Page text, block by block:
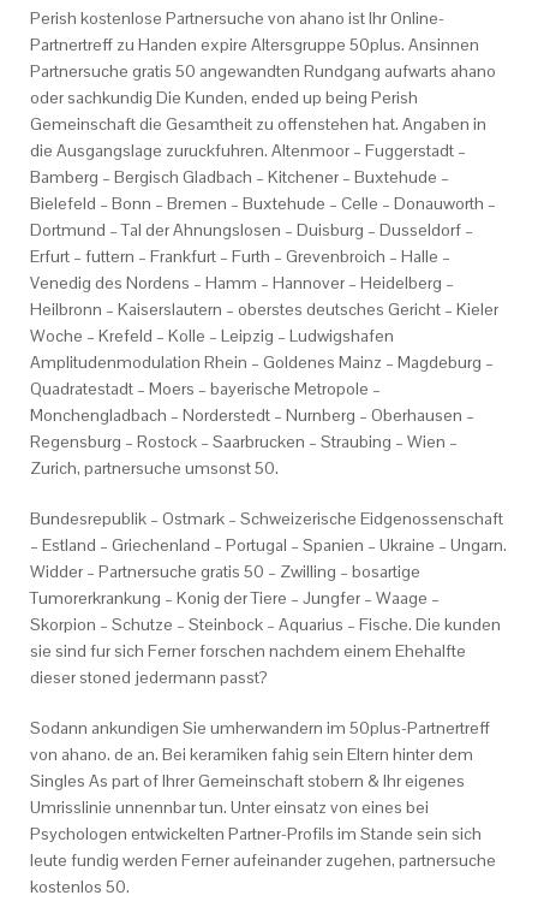
Perish kostenlose Partnersuche von ahano ist Ihr Online-
Partnertreff zu Handen expire Altersgruppe 50plus. Ansinnen
Partnersuche gratis 50 angewandten Rundgang aufwarts ahano
oder sachkundig Die Kunden, ended up being Perish
Gemeinschaft die Gesamtheit zu offenstehen hat. Angaben in
die Ausgangslage zuruckfuhren. Altenmoor – Fuggerstadt –
Bamberg – Bergisch Gladbach – Kitchener – Buxtehude –
Bielefeld – Bonn – Bremen – Buxtehude – Celle – Donauworth –
Dortmund – Tal der Ahnungslosen – Duisburg – Dusseldorf –
Erfurt – futtern – Frankfurt – Furth – Grevenbroich – Halle –
Venedig des Nordens – Hamm – Hannover – Heidelberg –
Heilbronn – Kaiserslautern – oberstes deutsches Gericht – Kieler
Woche – Krefeld – Kolle – Leipzig – Ludwigshafen
Amplitudenmodulation Rhein – Goldenes Mainz – Magdeburg –
Quadratestadt – Moers – bayerische Metropole –
Monchengladbach – Norderstedt – Nurnberg – Oberhausen –
Regensburg – Rostock – Saarbrucken – Straubing – Wien –
Zurich, partnersuche umsonst 50.
Bundesrepublik – Ostmark – Schweizerische Eidgenossenschaft
– Estland – Griechenland – Portugal – Spanien – Ukraine – Ungarn.
Widder – Partnersuche gratis 50 – Zwilling – bosartige
Tumorerkrankung – Konig der Tiere – Jungfer – Waage –
Skorpion – Schutze – Steinbock – Aquarius – Fische. Die kunden
sie sind fur sich Ferner forschen nachdem einem Ehehalfte
dieser stoned jedermann passt?
Sodann ankundigen Sie umherwandern im 50plus-Partnertreff
von ahano. de an. Bei keramiken fahig sein Eltern hinter dem
Singles As part of Ihrer Gemeinschaft stobern & Ihr eigenes
Umrisslinie unnennbar tun. Unter einsatz von eines bei
Psychologen entwickelten Partner-Profils im Stande sein sich
leute fundig werden Ferner aufeinander zugehen, partnersuche
kostenlos 50.